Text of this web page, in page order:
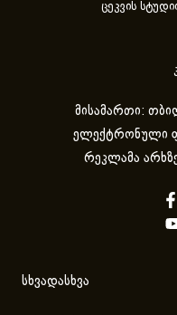
ცეკვის
მისამართი:
ელექტრონული
რეკლამა
სხვადასხვა